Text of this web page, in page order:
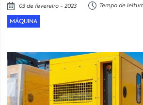
03 de fevereiro - 2023 Tempo de
MÁQUINA